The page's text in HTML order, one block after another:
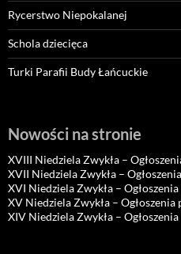
Rycerstwo Niepokalanej
Schola dziecięca
Turki Parafii Budy Łańcuckie
Nowości na stronie
XVIII Niedziela Zwykła –
XVII Niedziela Zwykła –
XVI Niedziela Zwykła –
XV Niedziela Zwykła –
XIV Niedziela Zwykła –